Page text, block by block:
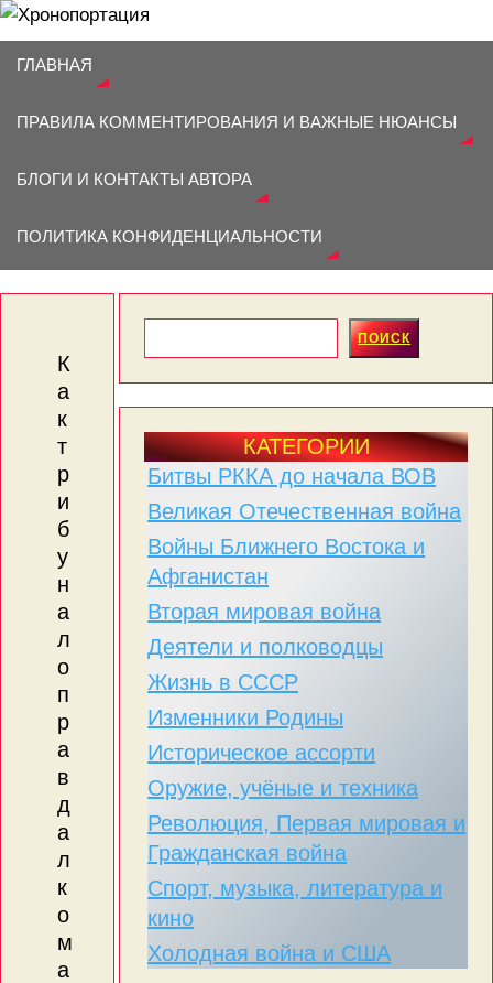
ХРОНОПОРТАЦИЯ
БЛОГ ПРО ВОИНОВ-ГЕРОЕВ И ЖИЗНЬ В СССР
ГЛАВНАЯ
ПРАВИЛА КОММЕНТИРОВАНИЯ И ВАЖНЫЕ НЮАНСЫ
БЛОГИ И КОНТАКТЫ АВТОРА
ПОЛИТИКА КОНФИДЕНЦИАЛЬНОСТИ
К
а
к
т
р
и
б
у
н
а
л
о
п
р
а
в
д
а
л
к
о
м
а
ПОИСК
КАТЕГОРИИ
Битвы РККА до начала ВОВ
Великая Отечественная война
Войны Ближнего Востока и
Афганистан
Вторая мировая война
Деятели и полководцы
Жизнь в СССР
Изменники Родины
Историческое ассорти
Оружие, учёные и техника
Революция, Первая мировая и
Гражданская война
Спорт, музыка, литература и
кино
Холодная война и США